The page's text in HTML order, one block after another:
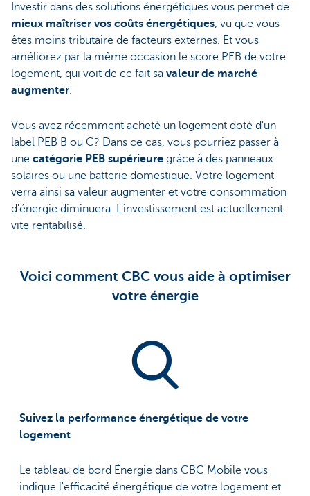
Investir dans des solutions énergétiques vous permet de
mieux maîtriser vos coûts énergétiques, vu que vous
êtes moins tributaire de facteurs externes. Et vous
améliorez par la même occasion le score PEB de votre
logement, qui voit de ce fait sa valeur de marché
augmenter.
Vous avez récemment acheté un logement doté d'un
label PEB B ou C? Dans ce cas, vous pourriez passer à
une catégorie PEB supérieure grâce à des panneaux
solaires ou une batterie domestique. Votre logement
verra ainsi sa valeur augmenter et votre consommation
d'énergie diminuera. L'investissement est actuellement
vite rentabilisé.
Voici comment CBC vous aide à optimiser
votre énergie
Suivez la performance énergétique de votre
logement
Le tableau de bord Énergie dans CBC Mobile vous
indique l'efficacité énergétique de votre logement et